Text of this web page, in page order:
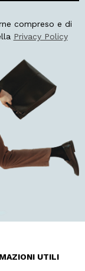
compreso e di
Privacy Policy
UTILI